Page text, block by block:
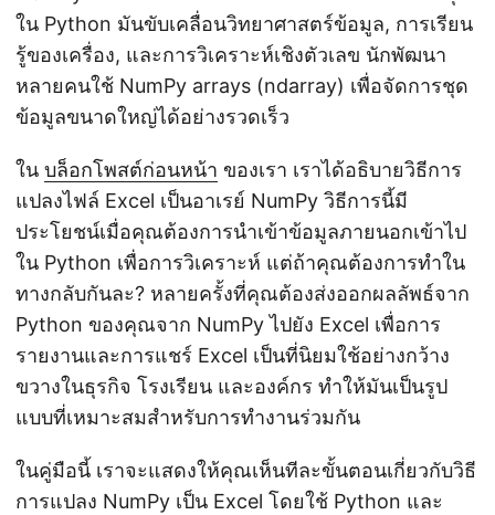
ใน Python มันขับเคลื่อนวิทยาศาสตร์ข้อมูล, การเรียน
รู้ของเครื่อง, และการวิเคราะห์เชิงตัวเลข นักพัฒนา
หลายคนใช้ NumPy arrays (ndarray) เพื่อจัดการชุด
ข้อมูลขนาดใหญ่ได้อย่างรวดเร็ว
ใน บล็อกโพสต์ก่อนหน้า ของเรา เราได้อธิบายวิธีการ
แปลงไฟล์ Excel เป็นอาเรย์ NumPy วิธีการนี้มี
ประโยชน์เมื่อคุณต้องการนำเข้าข้อมูลภายนอกเข้าไป
ใน Python เพื่อการวิเคราะห์ แต่ถ้าคุณต้องการทำใน
ทางกลับกันละ? หลายครั้งที่คุณต้องส่งออกผลลัพธ์จาก
Python ของคุณจาก NumPy ไปยัง Excel เพื่อการ
รายงานและการแชร์ Excel เป็นที่นิยมใช้อย่างกว้าง
ขวางในธุรกิจ โรงเรียน และองค์กร ทำให้มันเป็นรูป
แบบที่เหมาะสมสำหรับการทำงานร่วมกัน
ในคู่มือนี้ เราจะแสดงให้คุณเห็นทีละขั้นตอนเกี่ยวกับวิธี
การแปลง NumPy เป็น Excel โดยใช้ Python และ